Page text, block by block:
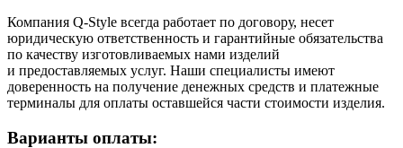
Компания Q-Style всегда работает по договору, несет
юридическую ответственность и гарантийные обязательства
по качеству изготовливаемых нами изделий
и предоставляемых услуг. Наши специалисты имеют
доверенность на получение денежных средств и платежные
терминалы для оплаты оставшейся части стоимости изделия.
Варианты оплаты: